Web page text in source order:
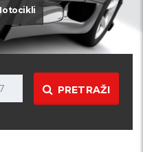
PRETRAŽI